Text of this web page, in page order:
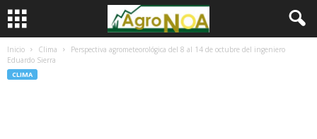
Inicio Clima
Perspectiva agrometeorológica del 8 al 14 de octubre del ingeniero
Eduardo Sierra
CLIMA